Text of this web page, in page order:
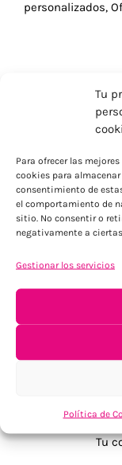
Tu
Para ofrecer las
cookies para
consentimiento de
el comportamiento de
sitio. No consentir o
negativamente a
Gestionar los servicios
Política de
personalizados,
Para
TU
Tu